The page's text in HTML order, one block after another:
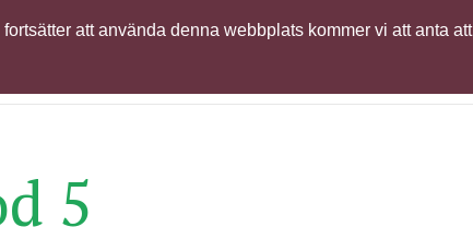
Globalt partnernätverk
5
att använda denna webbplats kommer vi att anta att